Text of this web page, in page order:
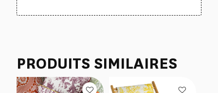
PRODUITS SIMILAIRES